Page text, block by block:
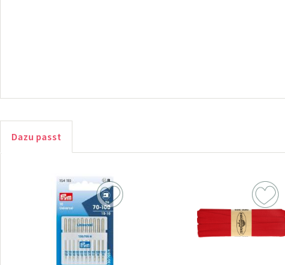
Dazu passt